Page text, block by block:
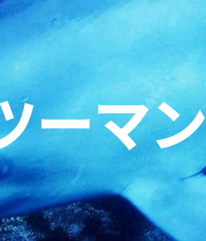
ーマン